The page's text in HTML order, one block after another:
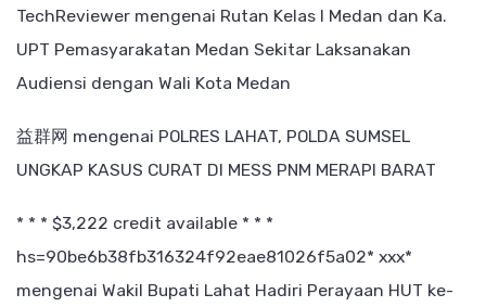
TechReviewer mengenai Rutan Kelas I Medan dan Ka.
UPT Pemasyarakatan Medan Sekitar Laksanakan
Audiensi dengan Wali Kota Medan
益群网 mengenai POLRES LAHAT, POLDA SUMSEL
UNGKAP KASUS CURAT DI MESS PNM MERAPI BARAT
* * * $3,222 credit available * * *
hs=90be6b38fb316324f92eae81026f5a02* ххх*
mengenai Wakil Bupati Lahat Hadiri Perayaan HUT ke-